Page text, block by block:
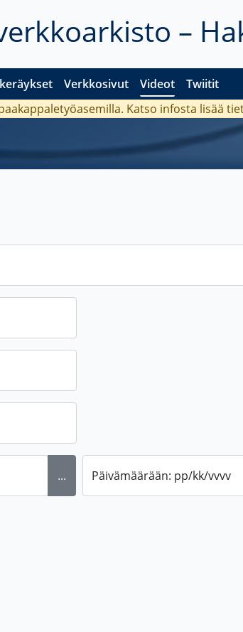
–
Verkkosivut Videot Twiitit
Katso infosta lisää
... Päivämäärään: pp/kk/vvvv